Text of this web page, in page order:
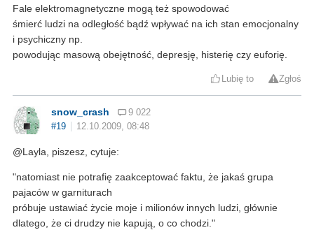
Fale elektromagnetyczne mogą też spowodować
śmierć ludzi na odległość bądź wpływać na ich stan emocjonalny
i psychiczny np.
powodując masową obejętność, depresję, histerię czy euforię.
Lubię to Zgłoś
snow_crash
9 022
#19
12.10.2009, 08:48
@Layla, piszesz, cytuje:
"natomiast nie potrafię zaakceptować faktu, że jakaś grupa
pajaców w garniturach
próbuje ustawiać życie moje i milionów innych ludzi, głównie
dlatego, że ci drudzy nie kapują, o co chodzi."